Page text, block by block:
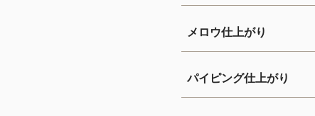
メロウ仕上がり
パイピング仕上がり